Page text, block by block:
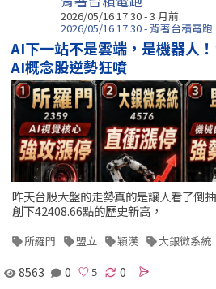
2026/05/16 17:30 - 3 月前
2026/05/16 17:30 - 背著台積電跑
AI下一站不是雲端，是機器人
AI概念股逆勢狂噴
昨天台股大盤的走勢真的是讓人看了倒
創下42408.66點的歷史新高，
所羅門 盟立 穎漢 大銀微系統
8563 0 0